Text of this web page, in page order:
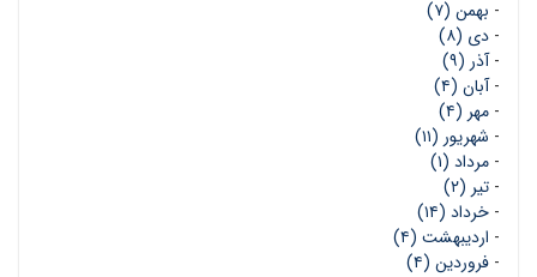
- بهمن (۷)
- دی (۸)
-آذر (۹)
-آبان (۴)
- مهر (۴)
- شهریور (۱۱)
- مرداد (۱)
- تیر (۲)
- خرداد (۱۴)
- اردیبهشت (۴)
- فروردین (۴)